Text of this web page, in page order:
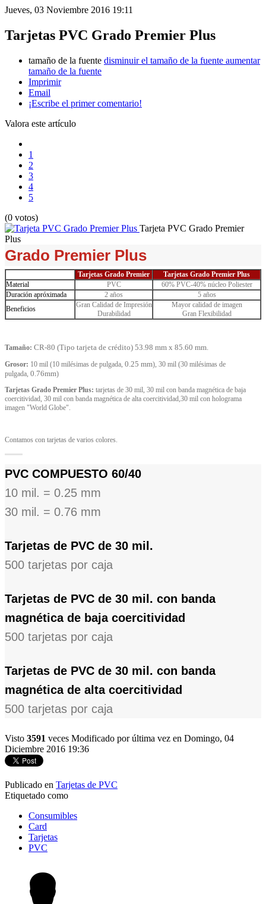
Jueves, 03 Noviembre 2016 19:11
Tarjetas PVC Grado Premier Plus
tamaño de la fuente disminuir el tamaño de la fuente aumentar
tamaño de la fuente
Imprimir
Email
¡Escribe el primer comentario!
Valora este artículo
1
2
3
4
5
(0 votos)
Tarjeta PVC Grado Premier
Plus
Grado Premier Plus
Tarjetas Grado Premier
Tarjetas Grado Premier Plus
Material
PVC
60% PVC-40% núcleo Poliester
Duración apróximada
2 años
5 años
Beneficios
Gran Calidad de Impresión
Durabilidad
Mayor calidad de imagen
Gran Flexibilidad
Tamaño: CR-80 (Tipo tarjeta de crédito) 53.98 mm x 85.60 mm.
Grosor: 10 mil (10 milésimas de pulgada, 0.25 mm), 30 mil (30 milésimas de
pulgada, 0.76mm)
Tarjetas Grado Premier Plus: tarjetas de 30 mil, 30 mil con banda magnética de baja
coercitividad, 30 mil con banda magnética de alta coercitividad,30 mil con holograma
imagen "World Globe".
Contamos con tarjetas de varios colores.
PVC COMPUESTO 60/40
10 mil. = 0.25 mm
30 mil. = 0.76 mm
Tarjetas de PVC de 30 mil.
500 tarjetas por caja
Tarjetas de PVC de 30 mil. con banda
magnética de baja coercitividad
500 tarjetas por caja
Tarjetas de PVC de 30 mil. con banda
magnética de alta coercitividad
500 tarjetas por caja
Visto 3591 veces Modificado por última vez en Domingo, 04
Diciembre 2016 19:36
Publicado en Tarjetas de PVC
Etiquetado como
Consumibles
Card
Tarjetas
PVC